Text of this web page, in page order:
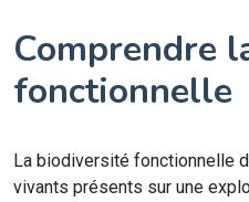
Comprendre
fonctionnelle
La biodiversité fonctionnelle
vivants présents sur une